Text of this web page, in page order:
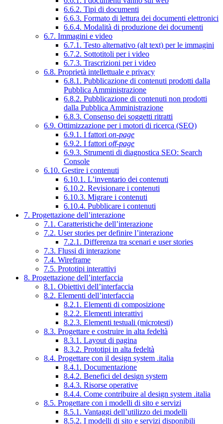
6.6.2. Tipi di documenti
6.6.3. Formato di lettura dei documenti elettronici
6.6.4. Modalità di produzione dei documenti
6.7. Immagini e video
6.7.1. Testo alternativo (alt text) per le immagini
6.7.2. Sottotitoli per i video
6.7.3. Trascrizioni per i video
6.8. Proprietà intellettuale e privacy
6.8.1. Pubblicazione di contenuti prodotti dalla
Pubblica Amministrazione
6.8.2. Pubblicazione di contenuti non prodotti
dalla Pubblica Amministrazione
6.8.3. Consenso dei soggetti ritratti
6.9. Ottimizzazione per i motori di ricerca (SEO)
6.9.1. I fattori on-page
6.9.2. I fattori off-page
6.9.3. Strumenti di diagnostica SEO: Search
Console
6.10. Gestire i contenuti
6.10.1. L’inventario dei contenuti
6.10.2. Revisionare i contenuti
6.10.3. Migrare i contenuti
6.10.4. Pubblicare i contenuti
7. Progettazione dell’interazione
7.1. Caratteristiche dell’interazione
7.2. User stories per definire l’interazione
7.2.1. Differenza tra scenari e user stories
7.3. Flussi di interazione
7.4. Wireframe
7.5. Prototipi interattivi
8. Progettazione dell’interfaccia
8.1. Obiettivi dell’interfaccia
8.2. Elementi dell’interfaccia
8.2.1. Elementi di composizione
8.2.2. Elementi interattivi
8.2.3. Elementi testuali (microtesti)
8.3. Progettare e costruire in alta fedeltà
8.3.1. Layout di pagina
8.3.2. Prototipi in alta fedeltà
8.4. Progettare con il design system .italia
8.4.1. Documentazione
8.4.2. Benefici del design system
8.4.3. Risorse operative
8.4.4. Come contribuire al design system .italia
8.5. Progettare con i modelli di sito e servizi
8.5.1. Vantaggi dell’utilizzo dei modelli
8.5.2. I modelli di sito e servizi disponibili